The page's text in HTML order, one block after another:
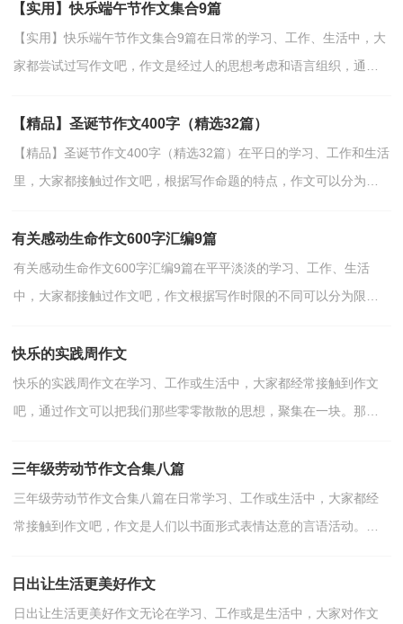
【实用】快乐端午节作文集合9篇
【实用】快乐端午节作文集合9篇在日常的学习、工作、生活中，大
家都尝试过写作文吧，作文是经过人的思想考虑和语言组织，通过
【精品】圣诞节作文400字（精选32篇）
【精品】圣诞节作文400字（精选32篇）在平日的学习、工作和生活
里，大家都接触过作文吧，根据写作命题的特点，作文可以分为命
有关感动生命作文600字汇编9篇
有关感动生命作文600字汇编9篇在平平淡淡的学习、工作、生活
中，大家都接触过作文吧，作文根据写作时限的不同可以分为限时
快乐的实践周作文
快乐的实践周作文在学习、工作或生活中，大家都经常接触到作文
吧，通过作文可以把我们那些零零散散的思想，聚集在一块。那要
三年级劳动节作文合集八篇
三年级劳动节作文合集八篇在日常学习、工作或生活中，大家都经
常接触到作文吧，作文是人们以书面形式表情达意的言语活动。那
日出让生活更美好作文
日出让生活更美好作文无论在学习、工作或是生活中，大家对作文